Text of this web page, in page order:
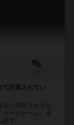
て計算されてい
会に招待されるな
ードゲーム。全
了...